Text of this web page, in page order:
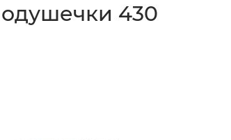
430